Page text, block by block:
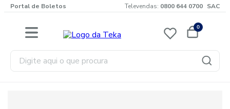
Portal de Boletos Televendas: 0800 644 0700 SAC
0
Digite aqui o que procura